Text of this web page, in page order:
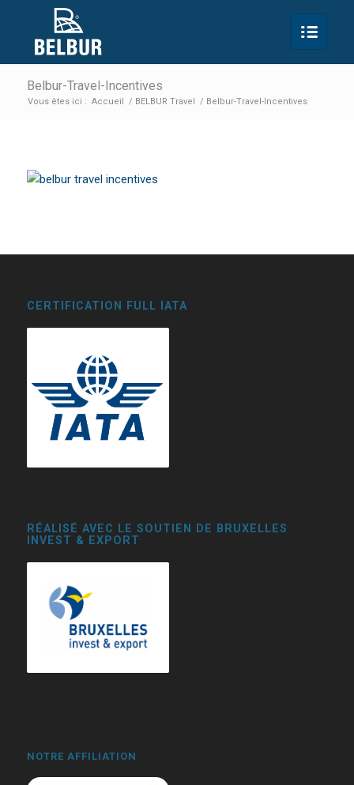
Belbur-Travel-Incentives
Vous êtes ici : Accueil / BELBUR Travel / Belbur-Travel-Incentives
CERTIFICATION FULL IATA
RÉALISÉ AVEC LE SOUTIEN DE BRUXELLES
INVEST & EXPORT
NOTRE AFFILIATION